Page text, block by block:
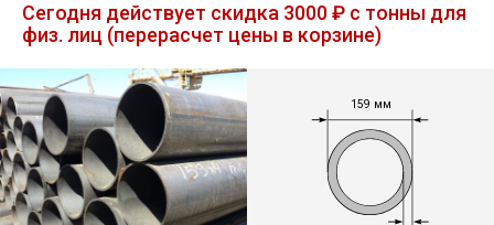
Уголок
Балка
Сегодня действует скидка 3000 ₽ с тонны для
физ. лиц (перерасчет цены в корзине)
159 мм